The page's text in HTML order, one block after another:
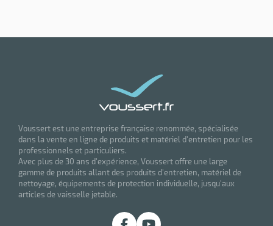
Voussert est une entreprise française renommée, spécialisée
dans la vente en ligne de produits et matériel d'entretien pour les
professionnels et particuliers.
Avec plus de 30 ans d'expérience, Voussert offre une large
gamme de produits allant des produits d'entretien, matériel de
nettoyage, équipements de protection individuelle, jusqu'aux
articles de vaisselle jetable.